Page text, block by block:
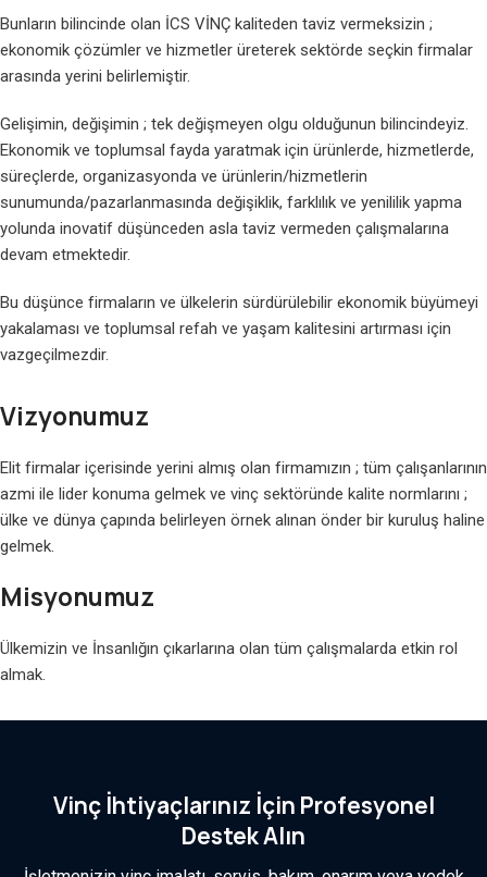
Bunların bilincinde olan İCS VİNÇ kaliteden taviz vermeksizin ;
ekonomik çözümler ve hizmetler üreterek sektörde seçkin firmalar
arasında yerini belirlemiştir.
Gelişimin, değişimin ; tek değişmeyen olgu olduğunun bilincindeyiz.
Ekonomik ve toplumsal fayda yaratmak için ürünlerde, hizmetlerde,
süreçlerde, organizasyonda ve ürünlerin/hizmetlerin
sunumunda/pazarlanmasında değişiklik, farklılık ve yenililik yapma
yolunda inovatif düşünceden asla taviz vermeden çalışmalarına
devam etmektedir.
Bu düşünce firmaların ve ülkelerin sürdürülebilir ekonomik büyümeyi
yakalaması ve toplumsal refah ve yaşam kalitesini artırması için
vazgeçilmezdir.
Vizyonumuz
Elit firmalar içerisinde yerini almış olan firmamızın ; tüm çalışanlarının
azmi ile lider konuma gelmek ve vinç sektöründe kalite normlarını ;
ülke ve dünya çapında belirleyen örnek alınan önder bir kuruluş haline
gelmek.
Misyonumuz
Ülkemizin ve İnsanlığın çıkarlarına olan tüm çalışmalarda etkin rol
almak.
Vinç İhtiyaçlarınız İçin Profesyonel
Destek Alın